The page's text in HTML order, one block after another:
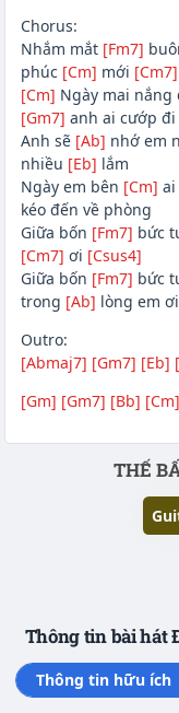
Chorus:
Nhắm mắt [Fm7]
phúc [Cm] mới [Cm7]
[Cm] Ngày mai
[Gm7] anh ai cướp đi
Anh sẽ [Ab] nhớ em
nhiều [Eb] lắm
Ngày em bên [Cm]
kéo đến về phòng
Giữa bốn [Fm7] bức
[Cm7] ơi [Csus4]
Giữa bốn [Fm7] bức
trong [Ab] lòng em ơi
Outro:
[Abmaj7] [Gm7] [Eb]
[Gm] [Gm7] [Bb] [Cm]
Phần nội dungTHẾ
Thông tin bài hát
Thông tin hữu ích